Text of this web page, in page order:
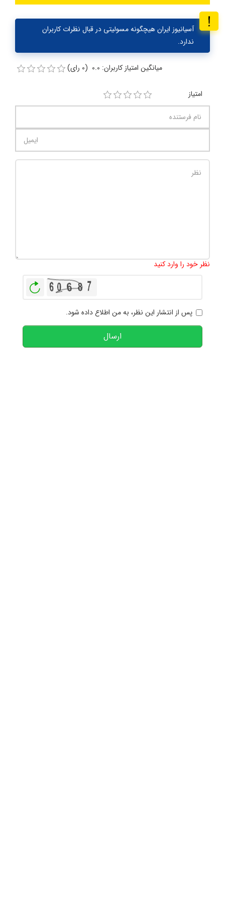
آسیانیوز ایران هیچگونه مسولیتی در قبال نظرات کاربران
ندارد.
میانگین امتیاز کاربران: 0.0 (0 رای)
امتیاز
نظر خود را وارد کنید
پس از انتشار این نظر، به من اطلاع داده شود.
ارسال